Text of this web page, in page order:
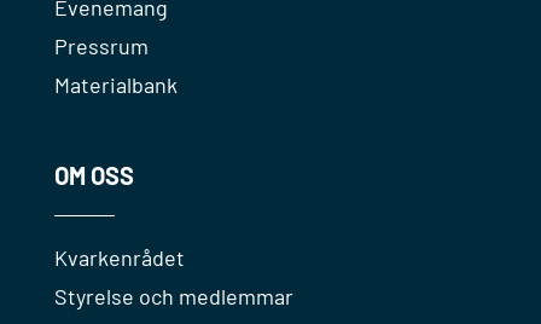
Evenemang
Pressrum
Materialbank
OM OSS
Kvarkenrådet
Styrelse och medlemmar